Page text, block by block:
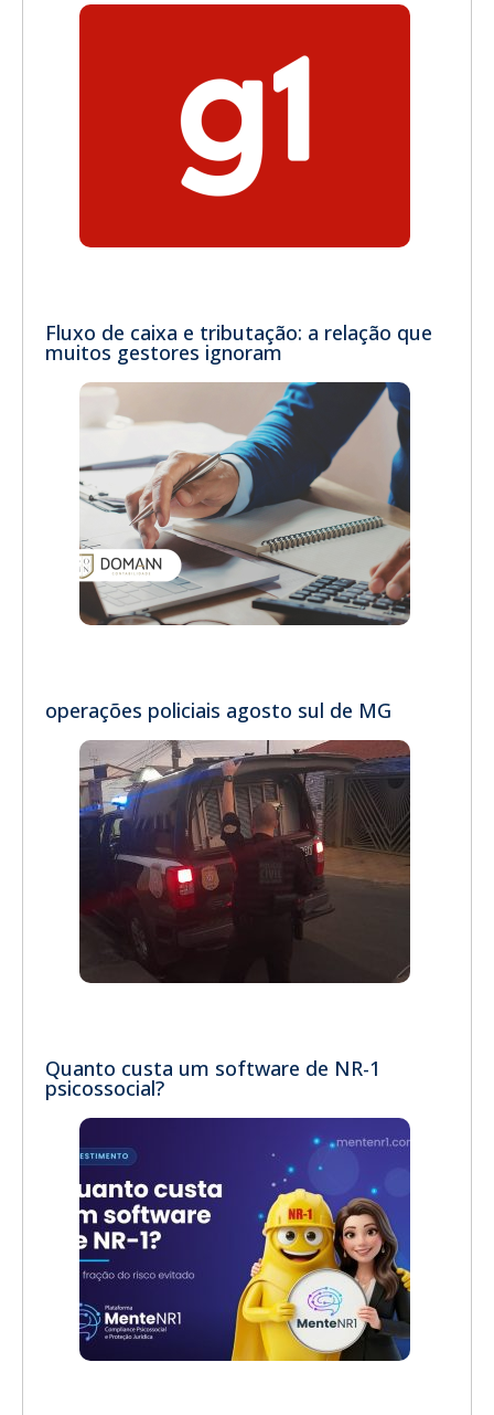
Fluxo de caixa e tributação: a relação que
muitos gestores ignoram
operações policiais agosto sul de MG
Quanto custa um software de NR-1
psicossocial?